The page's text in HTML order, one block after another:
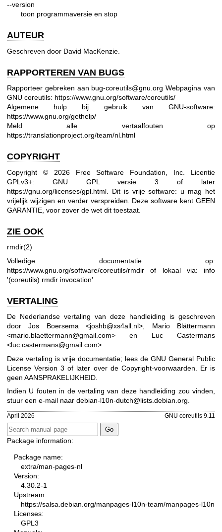
--version
toon programmaversie en stop
AUTEUR
Geschreven door David MacKenzie.
RAPPORTEREN VAN BUGS
Rapporteer gebreken aan bug-coreutils@gnu.orgWebpagina van
GNU coreutils: https://www.gnu.org/software/coreutils/
Algemene hulp bij gebruik van GNU-software:
https://www.gnu.org/gethelp/
Meld alle vertaalfouten op
https://translationproject.org/team/nl.html
COPYRIGHT
Copyright © 2026 Free Software Foundation, Inc. Licentie
GPLv3+: GNU GPL versie 3 of later
https://gnu.org/licenses/gpl.html
Dit is vrije software: u mag het
vrijelijk wijzigen en verder verspreiden. Deze software kent GEEN
GARANTIE, voor zover de wet dit toestaat.
ZIE OOK
rmdir(2)
Volledige documentatie op:
https://www.gnu.org/software/coreutils/rmdir
of lokaal via: info
'(coreutils) rmdir invocation'
VERTALING
De Nederlandse vertaling van deze handleiding is geschreven
door Jos Boersema <joshb@xs4all.nl>, Mario Blättermann
<mario.blaettermann@gmail.com> en Luc Castermans
<luc.castermans@gmail.com>
Deze vertaling is vrije documentatie; lees de GNU General Public
License Version 3 of later over de Copyright-voorwaarden. Er is
geen AANSPRAKELIJKHEID.
Indien U fouten in de vertaling van deze handleiding zou vinden,
stuur een e-mail naar debian-l10n-dutch@lists.debian.org
April 2026 GNU coreutils 9.11
Package information:
Package name:
extra/man-pages-nl
Version:
4.30.2-1
Upstream:
https://salsa.debian.org/manpages-l10n-team/manpages-l10n
Licenses:
GPL3